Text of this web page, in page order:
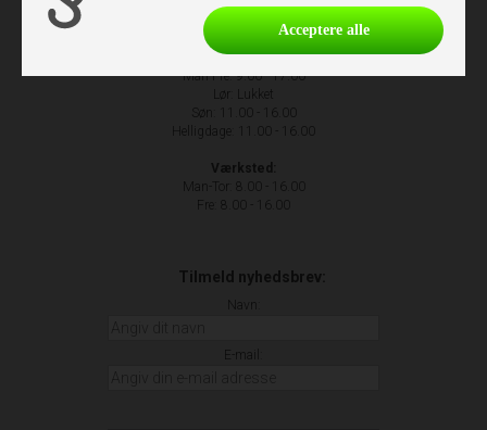
Åbningstider
Man-Fre: 9.00 - 17.00
Lør: Lukket
Søn: 11.00 - 16.00
Helligdage: 11.00 - 16.00
Værksted:
Man-Tor: 8.00 - 16.00
Fre: 8.00 - 16.00
Tilmeld nyhedsbrev:
Navn:
E-mail:
Acceptere alle